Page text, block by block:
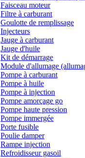
Faisceau moteur
Filtre à carburant
Goulotte de remplissage
Injecteurs
Jauge à carburant
Jauge d'huile
Kit de démarrage
Module d'allumage
Pompe à carburant
Pompe à huile
Pompe à injection
Pompe amorçage go
Pompe haute pression
Pompe immergée
Porte fusible
Poulie damper
Rampe injection
Refroidisseur gasoil